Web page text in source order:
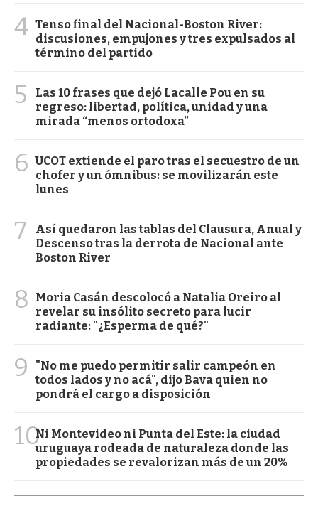
4 Tenso final del Nacional-Boston River:
discusiones, empujones y tres expulsados al
término del partido
5
Las 10 frases que dejó Lacalle Pou en su
regreso: libertad, política, unidad y una
mirada “menos ortodoxa”
6 UCOT extiende el paro tras el secuestro de un
chofer y un ómnibus: se movilizarán este
lunes
7
Así quedaron las tablas del Clausura, Anual y
Descenso tras la derrota de Nacional ante
Boston River
8
Moria Casán descolocó a Natalia Oreiro al
revelar su insólito secreto para lucir
radiante: "¿Esperma de qué?"
9
"No me puedo permitir salir campeón en
todos lados y no acá", dijo Bava quien no
pondrá el cargo a disposición
10Ni Montevideo ni Punta del Este: la ciudad
uruguaya rodeada de naturaleza donde las
propiedades se revalorizan más de un 20%